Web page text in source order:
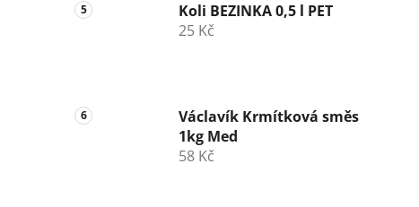
Koli BEZINKA 0,5 l PET
25 Kč
Václavík Krmítková směs
1kg Med
58 Kč